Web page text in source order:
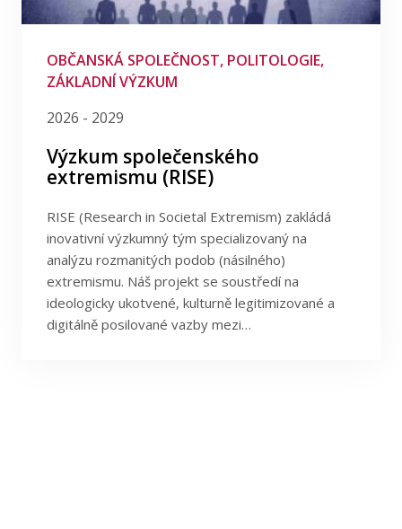
Lidé
Kontakt
FSV UK
OBČANSKÁ SPOLEČNOST, POLITOLOGIE,
ZÁKLADNÍ VÝZKUM
2026 - 2029
Výzkum společenského
extremismu (RISE)
RISE (Research in Societal Extremism) zakládá
inovativní výzkumný tým specializovaný na
analýzu rozmanitých podob (násilného)
extremismu. Náš projekt se soustředí na
ideologicky ukotvené, kulturně legitimizované a
digitálně posilované vazby mezi…
Filtrova podle programu
Filtrovat podle data